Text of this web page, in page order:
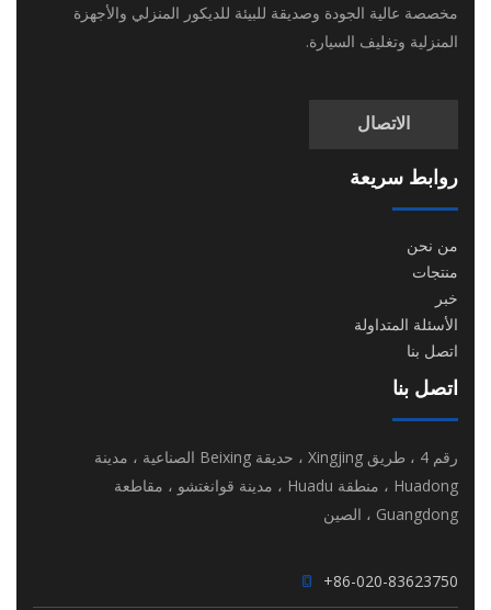
مخصصة عالية الجودة وصديقة للبيئة للديكور المنزلي والأجهزة
المنزلية وتغليف السيارة.
الاتصال
روابط سريعة
من نحن
منتجات
خبر
الأسئلة المتداولة
اتصل بنا
اتصل بنا
رقم 4 ، طريق Xingjing ، حديقة Beixing الصناعية ، مدينة
Huadong ، منطقة Huadu ، مدينة قوانغتشو ، مقاطعة
Guangdong ، الصين
+86-020-83623750